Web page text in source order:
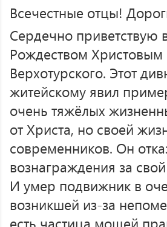
Всечестные отцы!
Сердечно приветствую
Рождеством
Верхотурского. Этот
житейскому явил
очень тяжёлых
от Христа, но своей
современников. Он
вознаграждения за
И умер подвижник в
возникшей из-за
есть частица мощей